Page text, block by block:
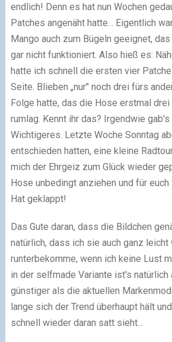
endlich! Denn es hat nun Wochen
Patches angenäht hatte... Eigentlich
Mango auch zum Bügeln geeignet,
gar nicht funktioniert. Also hieß es:
hatte ich schnell die ersten vier
Seite. Blieben „nur" noch drei fürs
Folge hatte, das die Hose erstmal
rumlag. Kennt ihr das? Irgendwie
Wichtigeres. Letzte Woche Sonntag
entschieden hatten, eine kleine
mich der Ehrgeiz zum Glück wieder
Hose unbedingt anziehen und für
Hat geklappt!
Das Gute daran, dass die Bildchen
natürlich, dass ich sie auch ganz leicht
runterbekomme, wenn ich keine Lust
in der selfmade Variante ist's natürlich
günstiger als die aktuellen
lange sich der Trend überhaupt hält
schnell wieder daran satt sieht...